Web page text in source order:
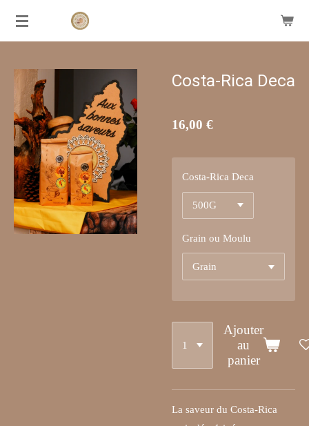
Passer
principal
Costa-Rica Deca
16,00 €
Costa-Rica Deca
Grain ou Moulu
Ajouter
au
panier
La saveur du Costa-Rica